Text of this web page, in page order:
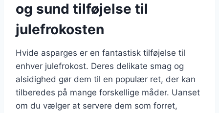
og sund tilføjelse til
julefrokosten
Hvide asparges er en fantastisk tilføjelse til
enhver julefrokost. Deres delikate smag og
alsidighed gør dem til en populær ret, der kan
tilberedes på mange forskellige måder. Uanset
om du vælger at servere dem som forret,